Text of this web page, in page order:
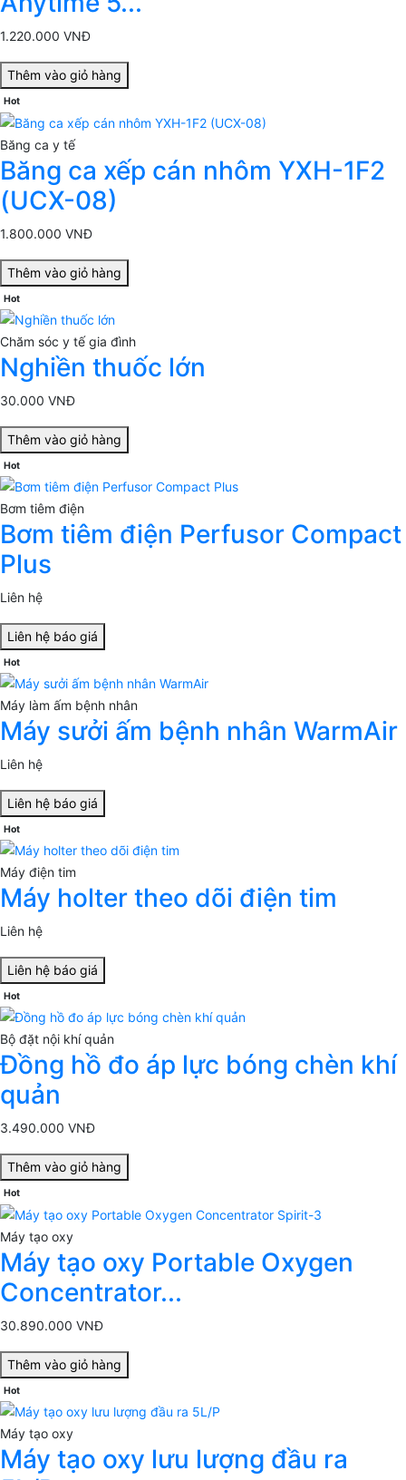
1.220.000 VNĐ
Thêm vào giỏ hàng
Hot
Băng ca y tế
Băng ca xếp cán nhôm YXH-1F2
(UCX-08)
1.800.000 VNĐ
Thêm vào giỏ hàng
Hot
Chăm sóc y tế gia đình
Nghiền thuốc lớn
30.000 VNĐ
Thêm vào giỏ hàng
Hot
Bơm tiêm điện
Bơm tiêm điện Perfusor Compact
Plus
Liên hệ
Liên hệ báo giá
Hot
Máy làm ấm bệnh nhân
Máy sưởi ấm bệnh nhân WarmAir
Liên hệ
Liên hệ báo giá
Hot
Máy điện tim
Máy holter theo dõi điện tim
Liên hệ
Liên hệ báo giá
Hot
Bộ đặt nội khí quản
Đồng hồ đo áp lực bóng chèn khí
quản
3.490.000 VNĐ
Thêm vào giỏ hàng
Hot
Máy tạo oxy
Máy tạo oxy Portable Oxygen
Concentrator...
30.890.000 VNĐ
Thêm vào giỏ hàng
Hot
Máy tạo oxy
Máy tạo oxy lưu lượng đầu ra